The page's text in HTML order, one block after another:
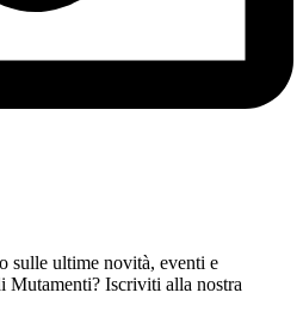
sulle ultime novità, eventi e
Mutamenti? Iscriviti alla nostra